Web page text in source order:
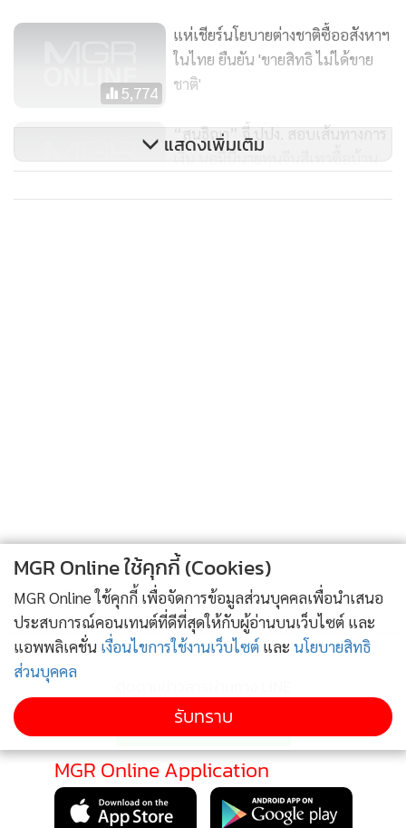
อีกปัจจัยที่ซ้ำเติมให้อุปสงค์ในภาคอสังหาฯ ชะลอตัวลงอีก ที่
สำคัญ จีนกำลังเผชิญการระบาดระลอกใหม่ตั้งแต่เดือน
พฤศจิกายน ซึ่งรุนแรงกว่ารอบก่อนหน้า นำไปสู่การล็อกดาวน์ใน
เมืองต่างๆ อีกครั้ง ซึ่งหากยืดเยื้อจะเป็นปัจจัยเพิ่มเติมที่กดดัน
การฟื้นตัวของภาคอสังหาฯ ต่อไป
3.รัฐบาลท้องถิ่นสามารถกระตุ้นเศรษฐกิจได้จำกัดมากขึ้น : ราย
การออกพันธบัตรรุ่นใหม่เพื่อชดเชยรุ่นเดิม (Rollover) อีกด้วย
ปัจจัยนี้แสดงให้เห็นว่าพื้นที่การคลังในการออกมาตรการกระตุ้น
เศรษฐกิจเริ่มมีจำกัดมากขึ้น ซึ่งอาจกระทบต่อการฟื้นตัวของภา
คอสังหาฯ และเศรษฐกิจจีนโดยรวมได้
4.ธนาคารขนาดเล็กเผชิญความเสี่ยงด้านเครดิตมากขึ้น : ภาคอสั
งหาฯ ที่เติบโตอย่างร้อนแรงในทศวรรษที่ผ่านมา ได้ส่งผลให้
มูลค่าสินเชื่อคงค้างที่ปล่อยให้กับบริษัทอสังหาฯ และผู้ซื้อบ้าน
เร่งตัวขึ้นอย่างร้อนแรงเช่นกัน โดยในปี 2021 มูลค่าสินเชื่อคง
ค้างในภาคอสังหาฯ อยู่ที่ประมาณ 52 ล้านล้านหยวน เพิ่มขึ้นถึง
เกือบ 5 เท่าจากปี 2011 ซึ่งอยู่ที่เพียง 11 ล้านล้านหยวน และคิด
5,774
แห่เชียร์นโยบายต่างชาติซื้ออสังหาฯ
ในไทย ยืนยัน 'ขายสิทธิ ไม่ได้ขาย
ชาติ'
“สนธิญา” จี้ ปปง. สอบเส้นทางการ
เงิน นอมินีนายทุนจีนสีเทาซื้อบ้าน
แสดงเพิ่มเติม
MGR Online Application
MGR Online ใช้คุกกี้ (Cookies)
MGR Online ใช้คุกกี้ เพื่อจัดการข้อมูลส่วนบุคคลเพื่อนำเสนอ
ประสบการณ์คอนเทนต์ที่ดีที่สุดให้กับผู้อ่านบนเว็บไซต์ และ
แอพพลิเคชั่น เงื่อนไขการใช้งานเว็บไซต์ และ นโยบายสิทธิ
ส่วนบุคคล
รับทราบ